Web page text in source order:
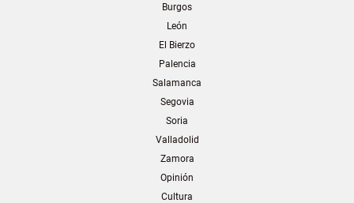
Burgos
León
El Bierzo
Palencia
Salamanca
Segovia
Soria
Valladolid
Zamora
Opinión
Cultura